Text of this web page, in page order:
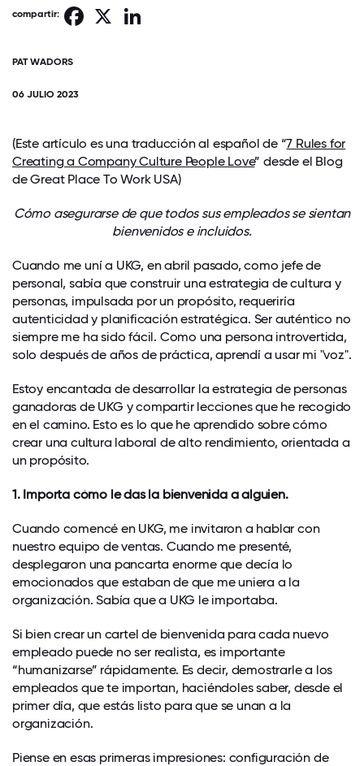
compartir: Facebook
PAT WADORS
06 JULIO 2023
(Este artículo es una traducción al español de “7 Rules for
Creating a Company Culture People Love” desde el Blog
de Great Place To Work USA)
Cómo asegurarse de que todos sus empleados se sientan
bienvenidos e incluidos.
Cuando me uní a UKG, en abril pasado, como jefe de
personal, sabía que construir una estrategia de cultura y
personas, impulsada por un propósito, requeriría
autenticidad y planificación estratégica. Ser auténtico no
siempre me ha sido fácil. Como una persona introvertida,
solo después de años de práctica, aprendí a usar mi "voz".
Estoy encantada de desarrollar la estrategia de personas
ganadoras de UKG y compartir lecciones que he recogido
en el camino. Esto es lo que he aprendido sobre cómo
crear una cultura laboral de alto rendimiento, orientada a
un propósito.
1. Importa cómo le das la bienvenida a alguien.
Cuando comencé en UKG, me invitaron a hablar con
nuestro equipo de ventas. Cuando me presenté,
desplegaron una pancarta enorme que decía lo
emocionados que estaban de que me uniera a la
organización. Sabía que a UKG le importaba.
Si bien crear un cartel de bienvenida para cada nuevo
empleado puede no ser realista, es importante
“humanizarse” rápidamente. Es decir, demostrarle a los
empleados que te importan, haciéndoles saber, desde el
primer día, que estás listo para que se unan a la
organización.
Piense en esas primeras impresiones: configuración de